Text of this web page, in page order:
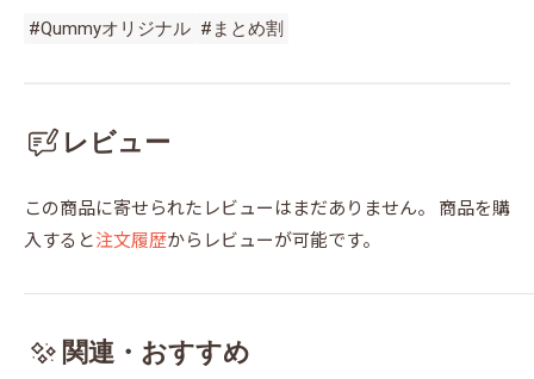
#Qummyオリジナル #まとめ割
レビュー
この商品に寄せられたレビューはまだありません。
商品を購
入すると注文履歴からレビューが可能です。
関連・おすすめ